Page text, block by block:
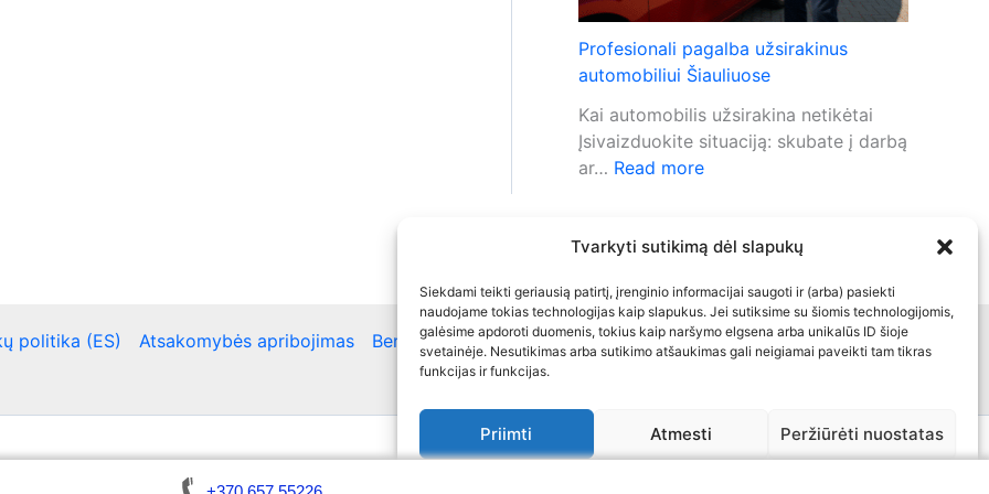
Tvarkyti sutikimą dėl slapukų
Siekdami teikti geriausią patirtį, įrenginio informacijai saugoti ir (arba) pasiekti
naudojame tokias technologijas kaip slapukus. Jei sutiksime su šiomis technologijomis,
galėsime apdoroti duomenis, tokius kaip naršymo elgsena arba unikalūs ID šioje
svetainėje. Nesutikimas arba sutikimo atšaukimas gali neigiamai paveikti tam tikras
funkcijas ir funkcijas.
Priimti Atmesti Peržiūrėti nuostatas
i
i
o
s
p
b
o
b
i
s
e
g
u
o
r
Profesionali pagalba užsirakinus
automobiliui Šiauliuose
Kai automobilis užsirakina netikėtai
Įsivaizduokite situaciją: skubate į darbą
ar… Read more:
o
e
s
i
a
l
politika (ES) Atsakomybės apribojimas Bendra kontaktinė informacija Kontaktai